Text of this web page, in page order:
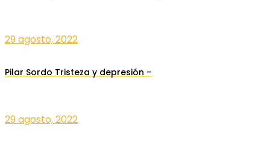
29 agosto, 2022
Pilar Sordo Tristeza y depresión –
29 agosto, 2022